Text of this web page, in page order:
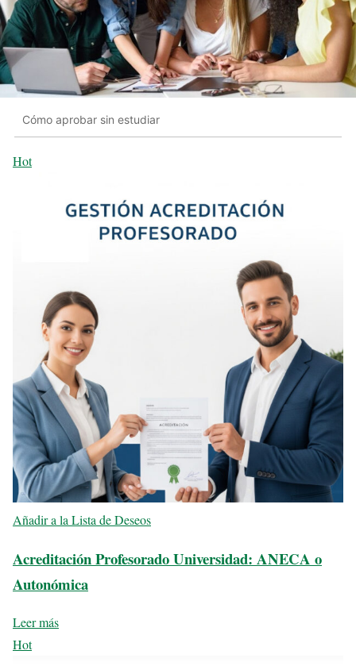
Cómo aprobar sin estudiar
Hot
Añadir a la Lista de Deseos
Acreditación Profesorado Universidad: ANECA o
Autonómica
Leer más
Hot